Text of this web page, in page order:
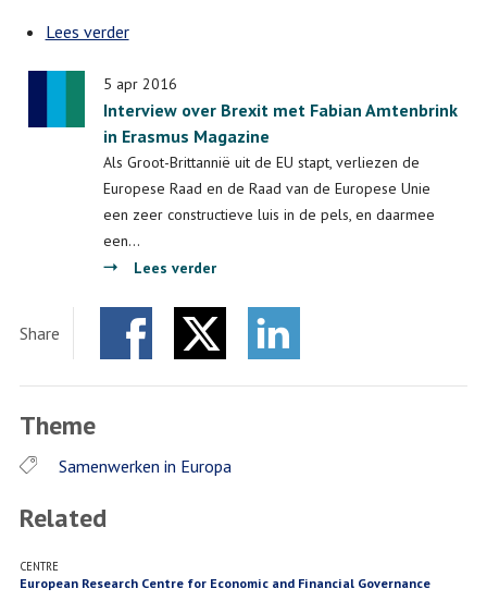
Lees verderover
Research
Centre
for
Economic
and
Financial
Governance
5 apr 2016
Interview over Brexit met Fabian Amtenbrink
in Erasmus Magazine
Als Groot-Brittannië uit de EU stapt, verliezen de
Europese Raad en de Raad van de Europese Unie
een zeer constructieve luis in de pels, en daarmee
een…
Lees verderover
over
Brexit
Erasmus
Share
Theme
Samenwerken in Europa
Related
CENTRE
European Research Centre for Economic and Financial Governance